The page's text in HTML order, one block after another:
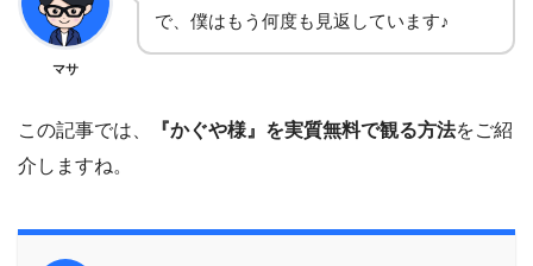
マサ
で、僕はもう何度も見返しています♪
この記事では、 『かぐや様』を実質無料で観る方法をご紹
介しますね。